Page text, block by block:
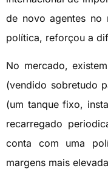
de novo agentes no
política, reforçou a
No mercado,
(vendido sobretudo
(um tanque fixo,
recarregado
conta com uma
margens mais